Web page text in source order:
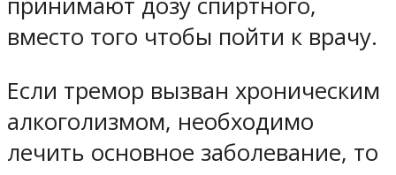
вместо того чтобы пойти к врачу.
Если тремор вызван хроническим
алкоголизмом, необходимо
лечить основное заболевание, то